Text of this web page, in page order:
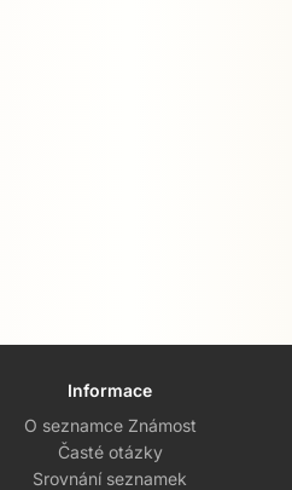
Informace
O seznamce Známost
Časté otázky
Srovnání seznamek